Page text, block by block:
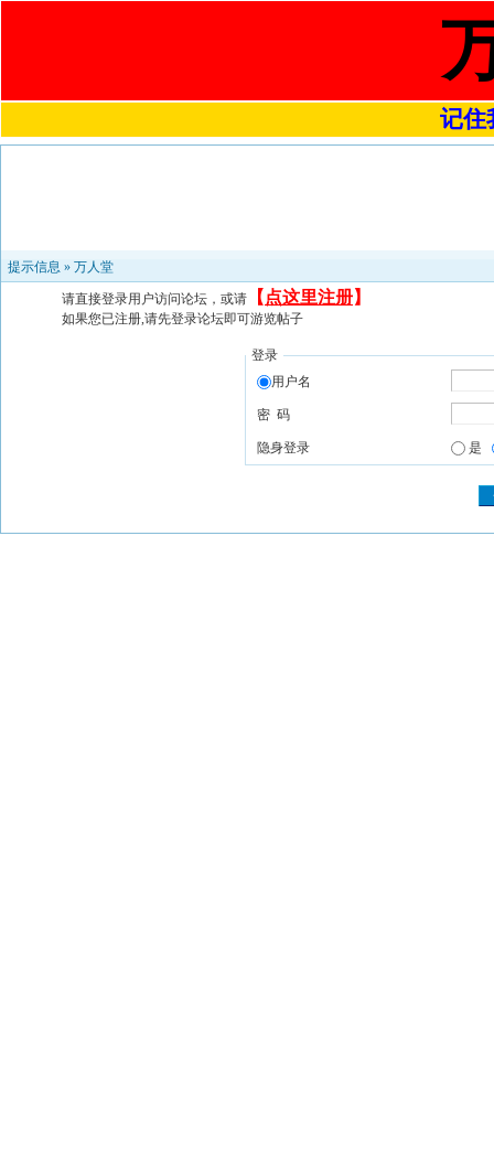
记住
提示信息 » 万人堂
请直接登录用户访问论坛，或请 【 点这里注册】
如果您已注册,请先登录论坛即可游览帖子
登录
用户名
密 码
隐身登录 是